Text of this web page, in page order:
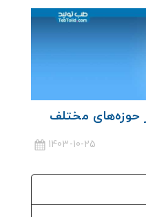
1403-10-25